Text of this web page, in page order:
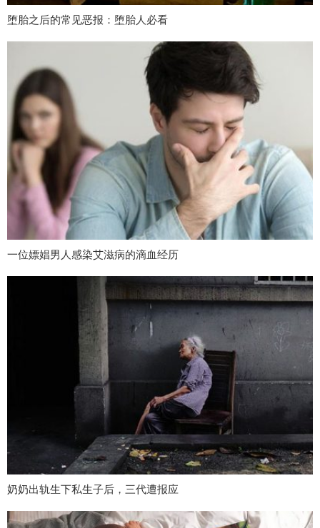
堕胎之后的常见恶报：堕胎人必看
一位嫖娼男人感染艾滋病的滴血经历
奶奶出轨生下私生子后，三代遭报应